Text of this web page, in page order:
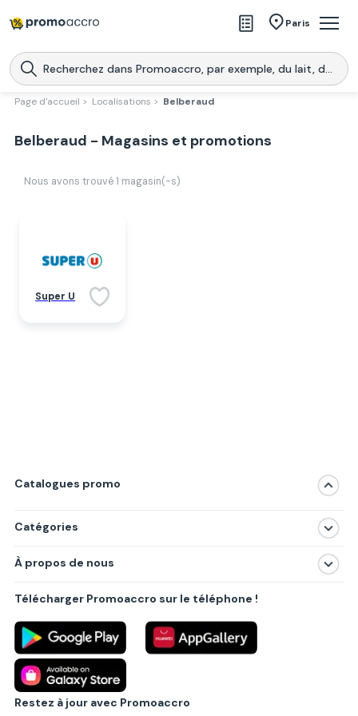
Paris
Magasins
Produits
Promoaccro
l'application
Page d'accueil > Localisations > Belberaud
Belberaud - Magasins et promotions
Nous avons trouvé 1 magasin(-s)
Super U
Catalogues promo
Catégories
Produits
Villes principales
À propos de nous
Politique de confidentialité
Règlements
Partenariat B2B
Blog
Contact
Télécharger Promoaccro sur le téléphone !
Restez à jour avec Promoaccro